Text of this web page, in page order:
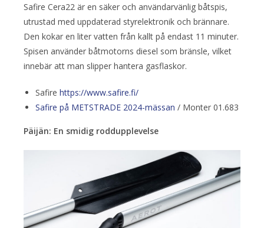
Safire Cera22 är en säker och användarvänlig båtspis,
utrustad med uppdaterad styrelektronik och brännare.
Den kokar en liter vatten från kallt på endast 11 minuter.
Spisen använder båtmotorns diesel som bränsle, vilket
innebär att man slipper hantera gasflaskor.
Safire https://www.safire.fi/
Safire på METSTRADE 2024-mässan / Monter 01.683
Päijän: En smidig roddupplevelse